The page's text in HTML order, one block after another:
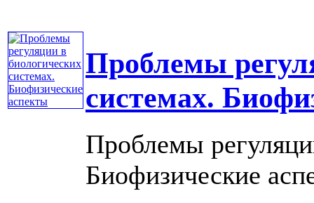
Проблемы
системах.
Проблемы
Биофизические